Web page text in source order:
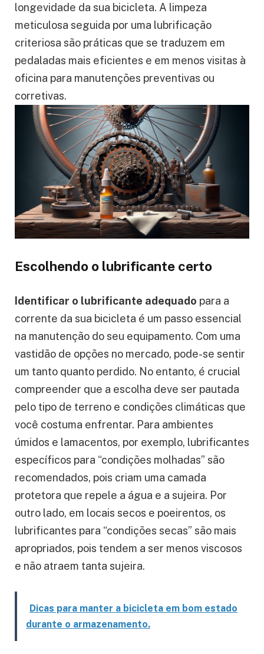
longevidade da sua bicicleta. A limpeza
meticulosa seguida por uma lubrificação
criteriosa são práticas que se traduzem em
pedaladas mais eficientes e em menos visitas à
oficina para manutenções preventivas ou
corretivas.
Escolhendo o lubrificante certo
Identificar o lubrificante adequado para a
corrente da sua bicicleta é um passo essencial
na manutenção do seu equipamento. Com uma
vastidão de opções no mercado, pode-se sentir
um tanto quanto perdido. No entanto, é crucial
compreender que a escolha deve ser pautada
pelo tipo de terreno e condições climáticas que
você costuma enfrentar. Para ambientes
úmidos e lamacentos, por exemplo, lubrificantes
específicos para “condições molhadas” são
recomendados, pois criam uma camada
protetora que repele a água e a sujeira. Por
outro lado, em locais secos e poeirentos, os
lubrificantes para “condições secas” são mais
apropriados, pois tendem a ser menos viscosos
e não atraem tanta sujeira.
Dicas para manter a bicicleta em bom estado
durante o armazenamento.